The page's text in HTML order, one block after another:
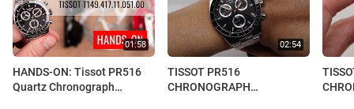
HANDS-ON: Tissot PR516
Quartz Chronograph
TISSOT PR516
CHRONOGRAPH